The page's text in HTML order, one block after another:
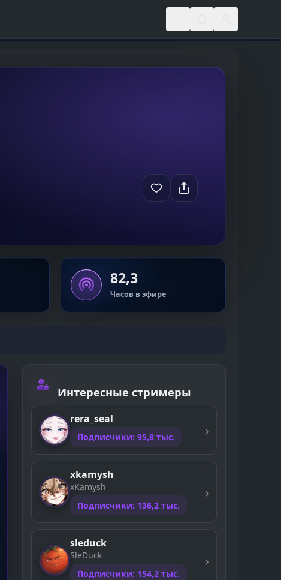
82,3
Часов в эфире
Интересные стримеры
rera_seal
Подписчики: 95,8 тыс.
xkamysh
xKamysh
Подписчики: 136,2 тыс.
sleduck
SleDuck
Подписчики: 154,2 тыс.